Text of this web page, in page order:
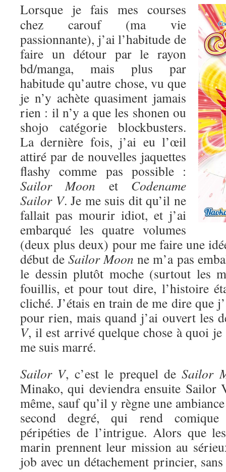
Lorsque je fais mes courses
chez carouf (ma vie
passionnante), j’ai l’habitude de
faire un détour par le rayon
bd/manga, mais plus par
habitude qu’autre chose, vu que
je n’y achète quasiment jamais
rien : il n’y a que les shonen ou
shojo catégorie blockbusters.
La dernière fois, j’ai eu l’œil
attiré par de nouvelles jaquettes
flashy comme pas possible :
Sailor Moon et Codename
Sailor V. Je me suis dit qu’il ne
fallait pas mourir idiot, et j’ai
embarqué les quatre volumes
(deux plus deux) pour me faire une
début deSailor Moon ne m’a pas
le dessin plutôt moche (surtout les
fouillis, et pour tout dire, l’histoire
cliché. J’étais en train de me dire que
pour rien, mais quand j’ai ouvert les
V, il est arrivé quelque chose à quoi je
me suis marré.
Sailor V, c’est le prequel deSailor
Minako, qui deviendra ensuite Sailor
même, sauf qu’il y règne une
second degré, qui rend comique
péripéties de l’intrigue. Alors que
marin prennent leur mission au
job avec un détachement princier,